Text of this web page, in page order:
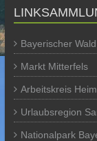
Bayerischer
Markt Mitterfels
Arbeitskreis
Urlaubsregion
Nationalpark